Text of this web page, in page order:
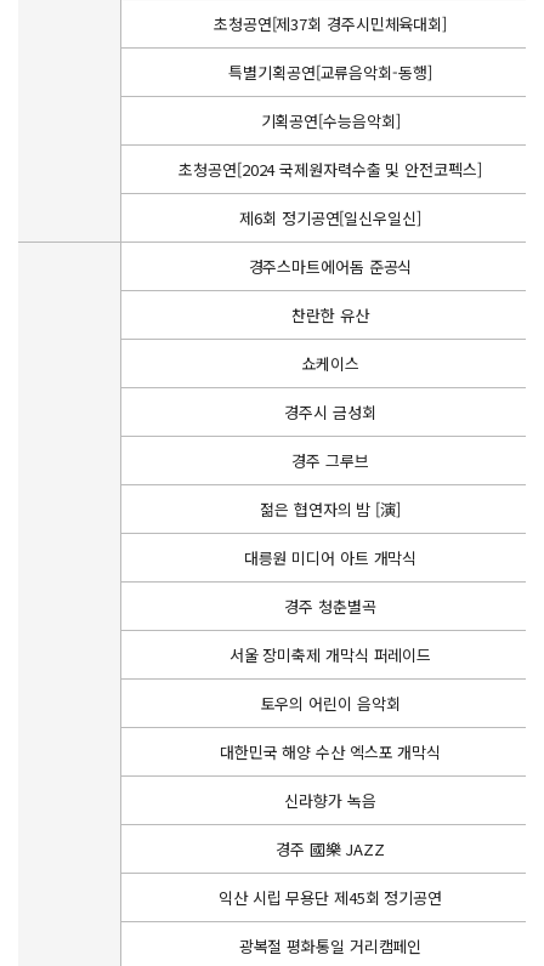
초청공연[제37회 경주시민체육대회]
특별기획공연[교류음악회-동행]
기획공연[수능음악회]
초청공연[2024 국제원자력수출 및 안전코펙스]
제6회 정기공연[일신우일신]
경주스마트에어돔 준공식
찬란한 유산
쇼케이스
경주시 금성회
경주 그루브
젊은 협연자의 밤 [演]
대릉원 미디어 아트 개막식
경주 청춘별곡
서울 장미축제 개막식 퍼레이드
토우의 어린이 음악회
대한민국 해양 수산 엑스포 개막식
신라향가 녹음
경주 國樂 JAZZ
익산 시립 무용단 제45회 정기공연
광복절 평화통일 거리캠페인